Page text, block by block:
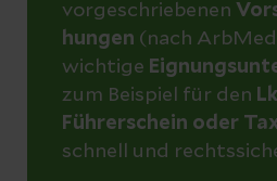
vorgeschriebenen
hungen (nach
wichtige
zum Beispiel für den
Führerschein oder
schnell und